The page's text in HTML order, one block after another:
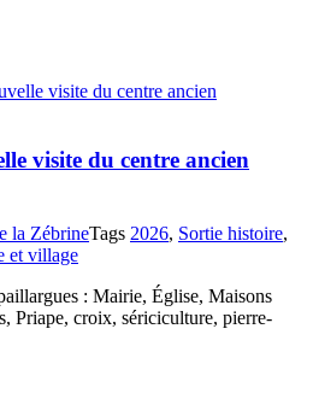
visite du centre ancien
la ZébrineTags 2026, Sortie histoire,
et village
: Mairie, Église, Maisons
Priape, croix, sériciculture, pierre-